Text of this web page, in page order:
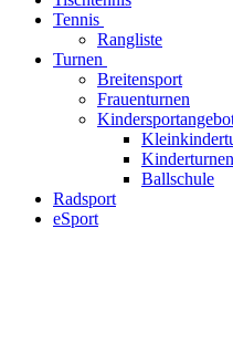
Tennis
Rangliste
Turnen
Breitensport
Frauenturnen
Kinderturnen
Ballschule
Radsport
eSport